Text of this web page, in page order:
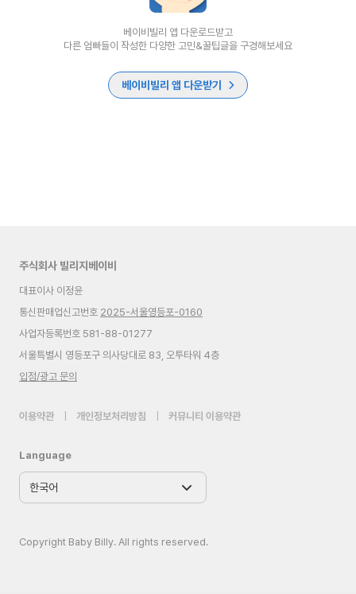
베이비빌리 앱 다운로드받고
다른 엄빠들이 작성한 다양한 고민&꿀팁글을 구경해보세요
베이비빌리 앱 다운받기
주식회사 빌리지베이비
대표이사 이정윤
통신판매업신고번호 2025-서울영등포-0160
사업자등록번호 581-88-01277
서울특별시 영등포구 의사당대로 83, 오투타워 4층
입점/광고 문의
이용약관 개인정보처리방침 커뮤니티 이용약관
Language
Copyright Baby Billy. All rights reserved.